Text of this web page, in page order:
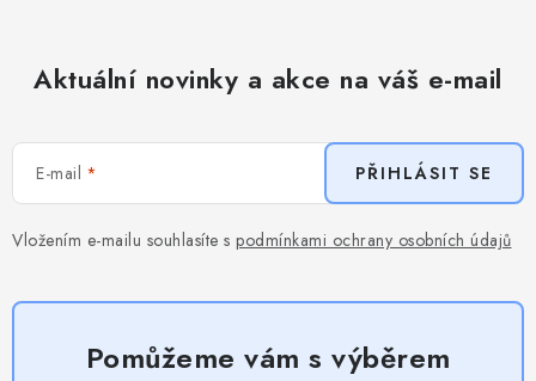
Aktuální novinky a akce na váš e-mail
E-mail
Vložením e-mailu souhlasíte s podmínkami ochrany osobních údajů
PŘIHLÁSIT SE
Pomůžeme vám s výběrem